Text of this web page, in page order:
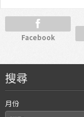
Facebook
搜尋
月份